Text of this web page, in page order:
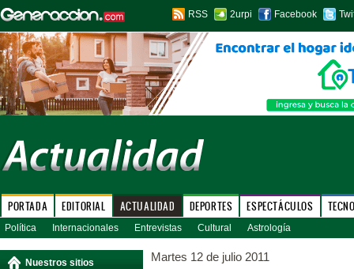
RSS 2urpi Facebook
PORTADA EDITORIAL ACTUALIDAD DEPORTES ESPECTÁCULOS
Política Internacionales Entrevistas Cultural Astrología
Nuestros sitios Martes 12 de julio 2011